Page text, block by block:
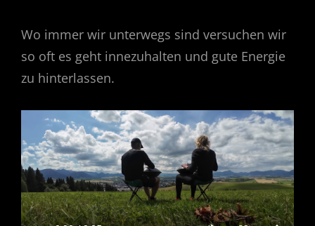
Wo immer wir unterwegs sind versuchen wir
so oft es geht innezuhalten und gute Energie
zu hinterlassen.